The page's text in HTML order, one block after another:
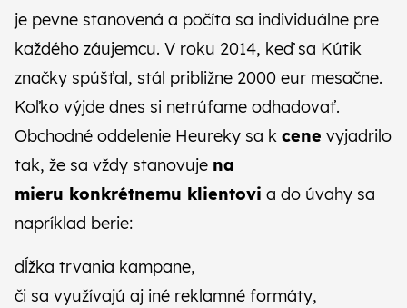
je pevne stanovená a počíta sa individuálne pre
každého záujemcu. V roku 2014, keď sa Kútik
značky spúšťal, stál približne 2000 eur mesačne.
Koľko výjde dnes si netrúfame odhadovať.
Obchodné oddelenie Heureky sa k cene vyjadrilo
tak, že sa vždy stanovuje na
mieru konkrétnemu klientovi a do úvahy sa
napríklad berie:
dĺžka trvania kampane,
či sa využívajú aj iné reklamné formáty,